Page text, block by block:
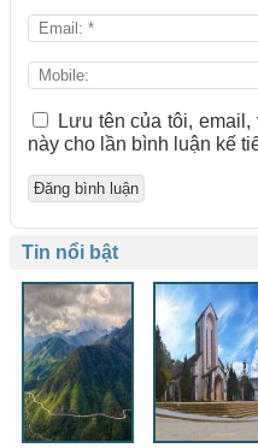
Lưu tên của tôi,
này cho lần bình luận kế
Tin nổi bật